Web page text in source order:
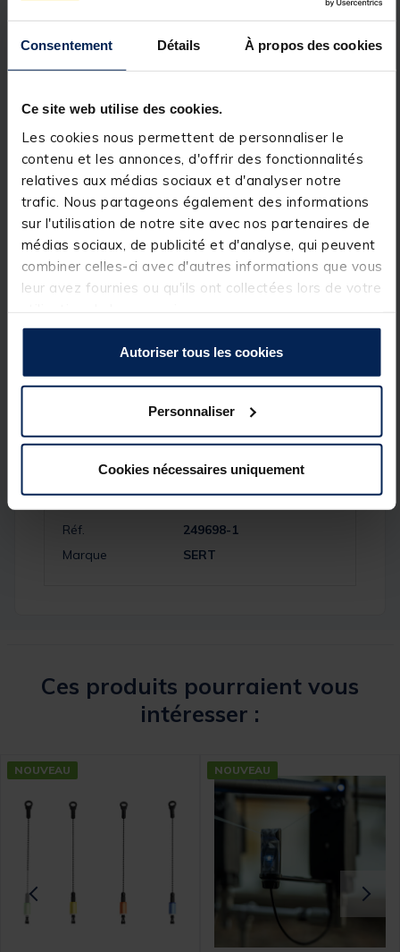
Consentement Détails À propos des cookies
Ce site web utilise des cookies.
Les cookies nous permettent de personnaliser le
contenu et les annonces, d'offrir des fonctionnalités
relatives aux médias sociaux et d'analyser notre
trafic. Nous partageons également des informations
sur l'utilisation de notre site avec nos partenaires de
médias sociaux, de publicité et d'analyse, qui peuvent
combiner celles-ci avec d'autres informations que vous
leur avez fournies ou qu'ils ont collectées lors de votre
Autoriser tous les cookies
Personnaliser
Cookies nécessaires uniquement
instantanément les touches, même dans des
montages tout en assurant une excellente lisibilité
confortables.
Détails
•Pack de 4 hangers lumineux
• Conçus pour unedétection visuelle renforcée,
idéale de nuit
• Compatibles avec les détecteurs de touche
équipés d’une prise jack
• Améliorent lasensibilité et la lecture des touches
• Accessoires indispensables pour optimiser vos
Spécifications
Réf.
249698-1
Marque
SERT
Ces produits pourraient vous
intéresser :
NOUVEAU NOUVEAU